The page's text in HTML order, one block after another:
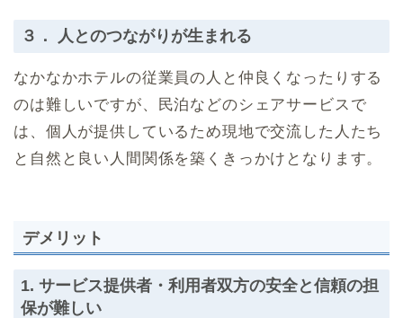
３． 人とのつながりが生まれる
なかなかホテルの従業員の人と仲良くなったりする
のは難しいですが、民泊などのシェアサービスで
は、個人が提供しているため現地で交流した人たち
と自然と良い人間関係を築くきっかけとなります。
デメリット
1. サービス提供者・利用者双方の安全と信頼の担
保が難しい